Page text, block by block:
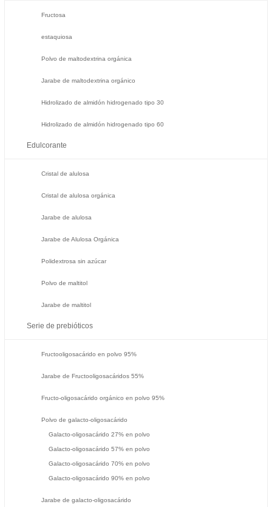
Fructosa
estaquiosa
Polvo de maltodextrina orgánica
Jarabe de maltodextrina orgánico
Hidrolizado de almidón hidrogenado tipo 30
Hidrolizado de almidón hidrogenado tipo 60
Edulcorante
Cristal de alulosa
Cristal de alulosa orgánica
Jarabe de alulosa
Jarabe de Alulosa Orgánica
Polidextrosa sin azúcar
Polvo de maltitol
Jarabe de maltitol
Serie de prebióticos
Fructooligosacárido en polvo 95%
Jarabe de Fructooligosacáridos 55%
Fructo-oligosacárido orgánico en polvo 95%
Polvo de galacto-oligosacárido
Galacto-oligosacárido 27% en polvo
Galacto-oligosacárido 57% en polvo
Galacto-oligosacárido 70% en polvo
Galacto-oligosacárido 90% en polvo
Jarabe de galacto-oligosacárido